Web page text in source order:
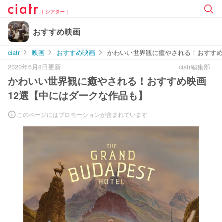
[ シアター ]
おすすめ映画
ciatr 映画 おすすめ映画
かわいい世界観に癒やされる！おすす
2020年6月8日更新
ciatr編集部
かわいい世界観に癒やされる！おすすめ映画
12選【中にはダークな作品も】
このページにはプロモーションが含まれています